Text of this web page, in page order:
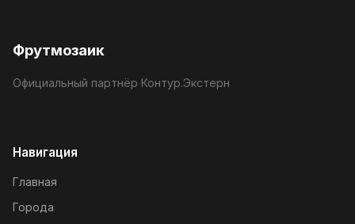
Фрутмозаик
Официальный партнёр Контур.Экстерн
Навигация
Главная
Города